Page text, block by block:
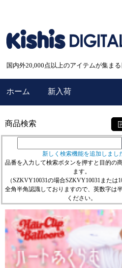
国内外20,000点以上のアイテムが集ま
ホーム 新入荷
商品検索
新しく検索機能を追加しまし
品番を入力して検索ボタンを押すと目的の
ます。
（SZKVY10031の場合SZKVY10031または
全角半角認識しておりますので、英数字は
ください。